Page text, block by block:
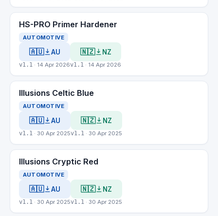
HS-PRO Primer Hardener
AUTOMOTIVE
🇦🇺 AU
v1.1 · 14 Apr 2026
🇳🇿 NZ
v1.1 · 14 Apr 2026
Illusions Celtic Blue
AUTOMOTIVE
🇦🇺 AU
v1.1 · 30 Apr 2025
🇳🇿 NZ
v1.1 · 30 Apr 2025
Illusions Cryptic Red
AUTOMOTIVE
🇦🇺 AU
v1.1 · 30 Apr 2025
🇳🇿 NZ
v1.1 · 30 Apr 2025